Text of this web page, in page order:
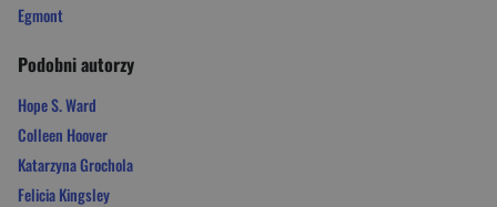
Egmont
Podobni autorzy
Hope S. Ward
Colleen Hoover
Katarzyna Grochola
Felicia Kingsley